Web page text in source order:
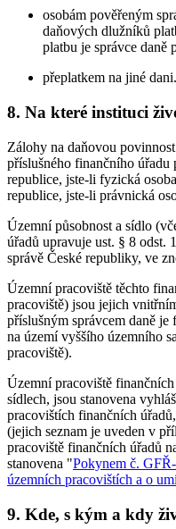
osobám pověřeným
daňových dlužníků
platbu je správce daně
přeplatkem na jiné dani.
8. Na které instituci
Zálohy na daňovou
příslušného finančního úřadu
republice, jste-li fyzická
republice, jste-li právnická
Územní působnost a sídlo
úřadů upravuje ust. § 8 odst.
správě České republiky, ve
Územní pracoviště těchto
pracoviště) jsou jejich
příslušným správcem daně
na území vyššího územního
pracoviště).
Územní pracoviště
sídlech, jsou stanovena
pracovištích finančních
(jejich seznam je uveden v
pracoviště finančních úřadů
stanovena "Pokynem č.
územních pracovištích a o
9. Kde, s kým a kdy